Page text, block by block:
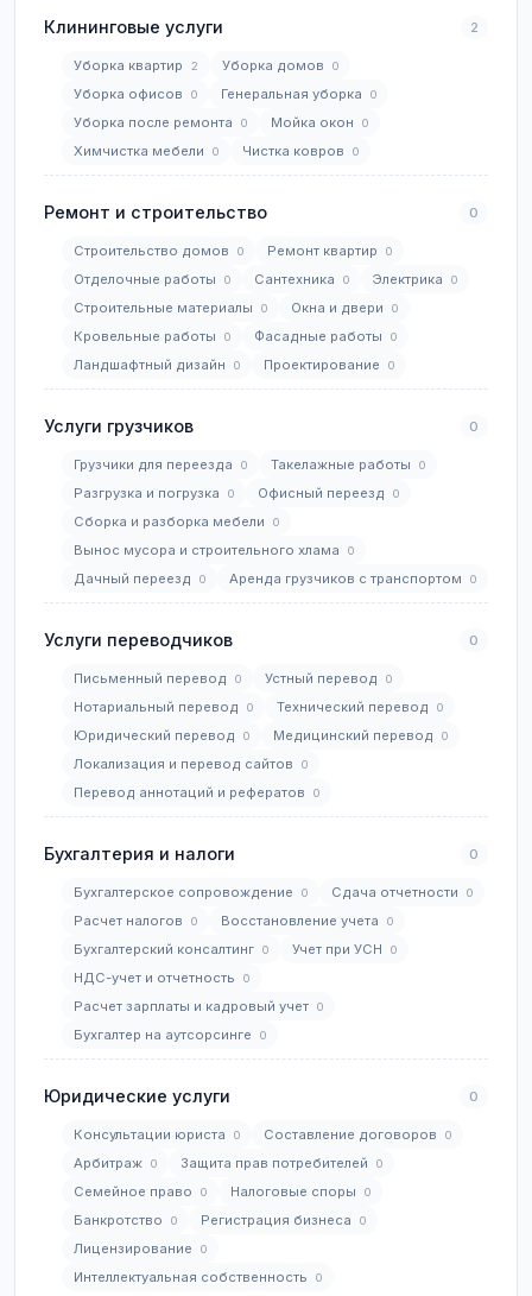
Клининговые услуги 2
Уборка квартир 2 Уборка домов 0
Уборка офисов 0 Генеральная уборка 0
Уборка после ремонта 0 Мойка окон 0
Химчистка мебели 0 Чистка ковров 0
Ремонт и строительство 0
Строительство домов 0 Ремонт квартир 0
Отделочные работы 0 Сантехника 0 Электрика 0
Строительные материалы 0 Окна и двери 0
Кровельные работы 0 Фасадные работы 0
Ландшафтный дизайн 0 Проектирование 0
Услуги грузчиков 0
Грузчики для переезда 0 Такелажные работы 0
Разгрузка и погрузка 0 Офисный переезд 0
Сборка и разборка мебели 0
Вынос мусора и строительного хлама 0
Дачный переезд 0 Аренда грузчиков с транспортом 0
Услуги переводчиков 0
Письменный перевод 0 Устный перевод 0
Нотариальный перевод 0 Технический перевод 0
Юридический перевод 0 Медицинский перевод 0
Локализация и перевод сайтов 0
Перевод аннотаций и рефератов 0
Бухгалтерия и налоги 0
Бухгалтерское сопровождение 0 Сдача отчетности 0
Расчет налогов 0 Восстановление учета 0
Бухгалтерский консалтинг 0 Учет при УСН 0
НДС-учет и отчетность 0
Расчет зарплаты и кадровый учет 0
Бухгалтер на аутсорсинге 0
Юридические услуги 0
Консультации юриста 0 Составление договоров 0
Арбитраж 0 Защита прав потребителей 0
Семейное право 0 Налоговые споры 0
Банкротство 0 Регистрация бизнеса 0
Лицензирование 0
Интеллектуальная собственность 0